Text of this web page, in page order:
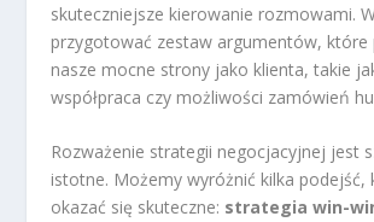
skuteczniejsze kierowanie rozmowami.
przygotować zestaw argumentów, które
nasze mocne strony jako klienta, takie
współpraca czy możliwości zamówień
Rozważenie strategii negocjacyjnej jest
istotne. Możemy wyróżnić kilka podejść,
okazać się skuteczne: strategia win-